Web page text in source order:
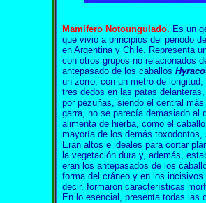
Mamífero Notoungulado. Es un
que vivió a principios del periodo
en Argentina y Chile. Representa
con otros grupos no relacionados
antepasado de los caballos
un zorro, con un metro de
tres dedos en las patas
por pezuñas, siendo el central
garra, no se parecía demasiado al
alimenta de hierba, como el
mayoría de los demás
Eran altos e ideales para cortar
la vegetación dura y, además,
eran los antepasados de los
forma del cráneo y en los
decir, formaron características
En lo esencial, presenta todas las